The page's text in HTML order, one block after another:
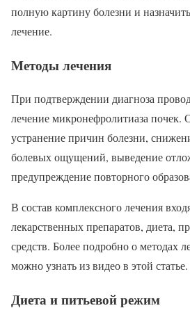
полную картину болезни и
лечение.
Методы лечения
При подтверждении диагноза
лечение микронефролитиаза почек.
устранение причин болезни,
болевых ощущений, выведение
предупреждение повторного
В состав комплексного лечения
лекарственных препаратов, диета,
средств. Более подробно о методах
можно узнать из видео в этой статье.
Диета и питьевой режим